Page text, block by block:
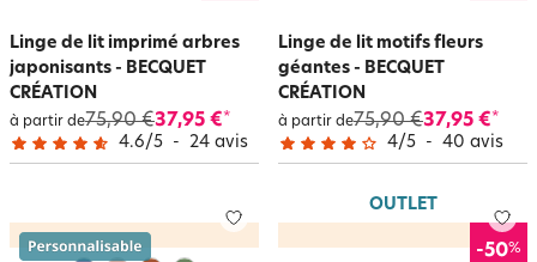
Linge de lit imprimé arbres
japonisants - BECQUET
CRÉATION
à partir de75,90 €37,95 €*
4.6/5 - 24 avis
Linge de lit motifs fleurs
géantes - BECQUET
CRÉATION
à partir de75,90 €37,95 €*
4/5 - 40 avis
OUTLET
-50%